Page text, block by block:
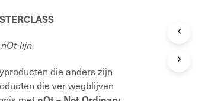
lijn
die anders zijn
die ver wegblijven